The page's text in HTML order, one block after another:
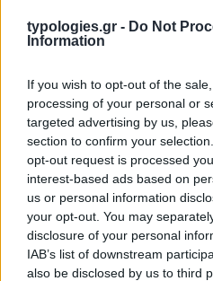
typologies.gr - Do Not
Information
If you wish to opt-out of the
processing of your personal or
targeted advertising by us,
section to confirm your
opt-out request is processed
interest-based ads based on
us or personal information
your opt-out. You may
disclosure of your personal
IAB’s list of downstream
also be disclosed by us to third
της
Οι άνθρωποι, οι
το ελληνικό
πολιτισμός που μας
ΟΣΑ
ΓΙΑ ΤΟ